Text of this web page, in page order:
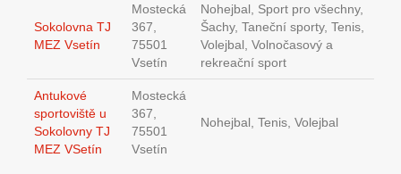
Sokolovna TJ
MEZ Vsetín
Mostecká
367,
75501
Vsetín
Nohejbal, Sport pro všechny,
Šachy, Taneční sporty, Tenis,
Volejbal, Volnočasový a
rekreační sport
Antukové
sportoviště u
Sokolovny TJ
MEZ VSetín
Mostecká
367,
75501
Vsetín
Nohejbal, Tenis, Volejbal